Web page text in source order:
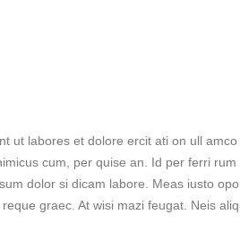
ut labores et dolore ercit ati on ull
cum, per quise an. Id per ferri
dolor si dicam labore. Meas iusto
graec. At wisi mazi feugat. Neis